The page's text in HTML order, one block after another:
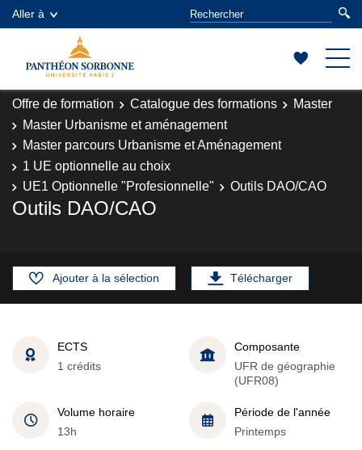
Aller à
Offre de formation Catalogue des formations
Master
Master Urbanisme et aménagement
Master parcours Urbanisme et Aménagement
1 UE optionnelle au choix
UE1 Optionnelle "Profesionnelle"
Outils DAO/CAO
Outils DAO/CAO
Ajouter à la sélection Télécharger
ECTS
1 crédits
Composante
UFR de géographie
(UFR08)
Volume horaire
13h
Période de l'année
Printemps